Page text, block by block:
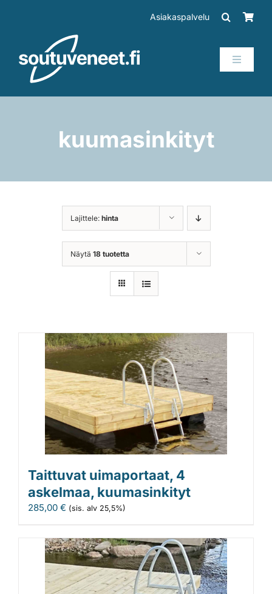
Asiakaspalvelu
Toggle
Perämoottorit
Valmistajat
Rahoitus
Asiakaskokemuksia
kuumasinkityt
Lajittele: hinta
Näytä 18 tuotetta
Taittuvat uimaportaat, 4
askelmaa, kuumasinkityt
285,00 € (sis. alv 25,5%)